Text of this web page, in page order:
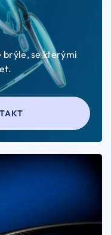
brýle, se kterými